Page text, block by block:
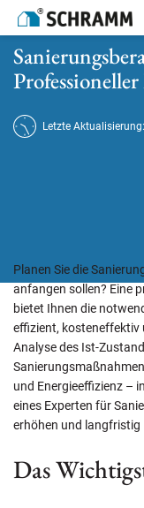
Startseite
Sanierungsberatung fürs
Letzte
Planen Sie die
anfangen sollen? Eine
bietet Ihnen die
effizient, kosteneffektiv
Analyse des Ist-
und Energieeffizienz –
eines Experten für
erhöhen und langfristig
Das